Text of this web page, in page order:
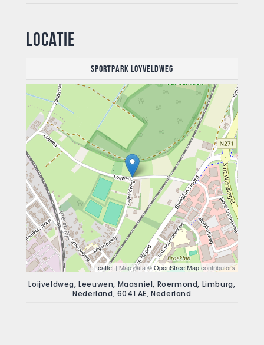
Locatie
Sportpark Loyveldweg
Leaflet | Map data ©OpenStreetMapcontributors
Loijveldweg, Leeuwen, Maasniel, Roermond, Limburg,
Nederland, 6041 AE, Nederland